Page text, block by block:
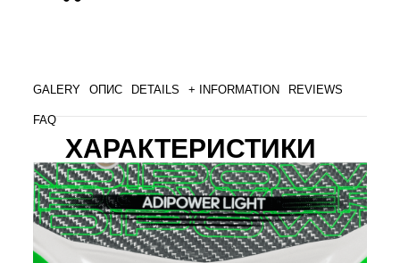
GALERY ОПИС DETAILS + INFORMATION REVIEWS
FAQ
ХАРАКТЕРИСТИКИ